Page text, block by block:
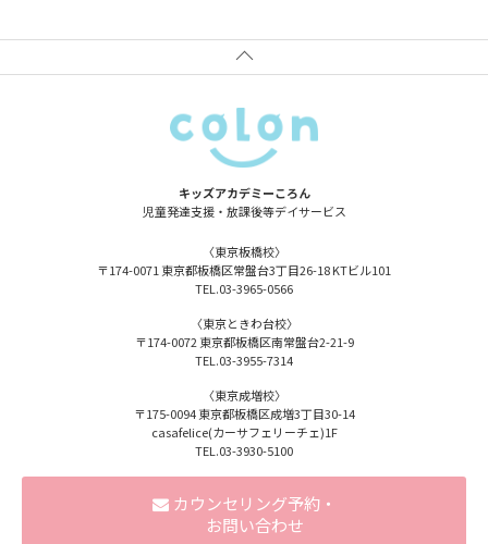
キッズアカデミーころん
児童発達支援・放課後等デイサービス
カウンセリング予約・
お問い合わせ
〈東京板橋校〉
〒174-0071 東京都板橋区常盤台3丁目26-18KTビル101
TEL.03-3965-0566
〈東京ときわ台校〉
〒174-0072 東京都板橋区南常盤台2-21-9
TEL.03-3955-7314
〈東京成増校〉
〒175-0094東京都板橋区成増3丁目30-14
casafelice(カーサフェリーチェ)1F
TEL.03-3930-5100